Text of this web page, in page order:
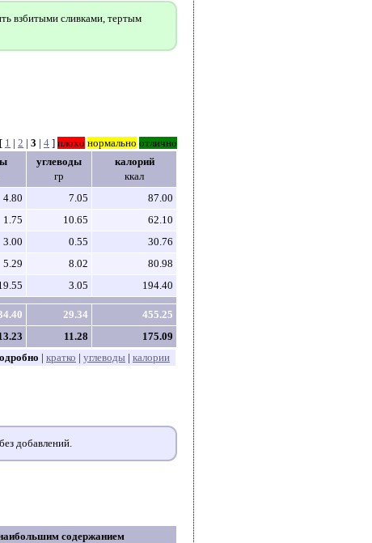
взбитыми сливками, тертым
[ 1 | 2 | 3 | 4 ] плохо нормально отлично
углеводы
гр
калорий
ккал
4.80 7.05
87.00
1.75 10.65
62.10
3.00 0.55
30.76
5.29 8.02
80.98
3.05 194.40
29.34
455.25
11.28
175.09
| кратко | углеводы | калории
добавлений.
содержанием